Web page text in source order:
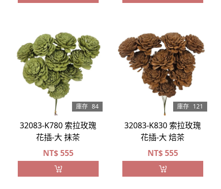
庫存 84
32083-K780 索拉玫瑰
花插-大 抹茶
NT$555
庫存 121
32083-K830 索拉玫瑰
花插-大 焙茶
NT$555